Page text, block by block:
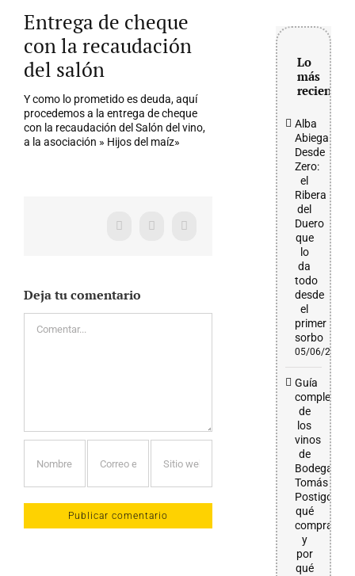
más
Entrega de cheque
con la recaudación
del salón
Y como lo prometido es deuda, aquí
procedemos a la entrega de cheque
con la recaudación del Salón del vino,
a la asociación » Hijos del maíz»
Facebook
X WhatsApp
Deja tu comentario
Lo
más
reciente
Alba
Abiega
Desde
Zero:
el
Ribera
del
Duero
que
lo
da
todo
desde
el
primer
sorbo
05/06/2026
Guía
completa
de
los
vinos
de
Bodega
Tomás
Postigo:
qué
comprar
y
por
qué